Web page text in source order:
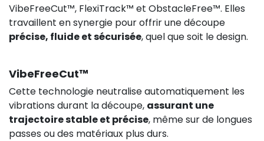
748,92 €
VibeFreeCut™, FlexiTrack™ et ObstacleFree™. Elles
travaillent en synergie pour offrir une découpe
précise, fluide et sécurisée, quel que soit le design.
VibeFreeCut™
Cette technologie neutralise automatiquement les
vibrations durant la découpe, assurant une
trajectoire stable et précise, même sur de longues
passes ou des matériaux plus durs.